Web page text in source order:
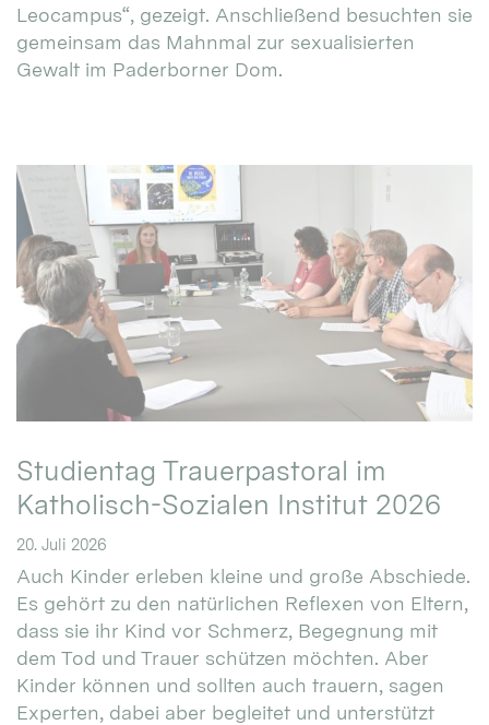
Leocampus“, gezeigt. Anschließend besuchten sie
gemeinsam das Mahnmal zur sexualisierten
Gewalt im Paderborner Dom.
Studientag Trauerpastoral im
Katholisch-Sozialen Institut 2026
20. Juli 2026
Auch Kinder erleben kleine und große Abschiede.
Es gehört zu den natürlichen Reflexen von Eltern,
dass sie ihr Kind vor Schmerz, Begegnung mit
dem Tod und Trauer schützen möchten. Aber
Kinder können und sollten auch trauern, sagen
Experten, dabei aber begleitet und unterstützt